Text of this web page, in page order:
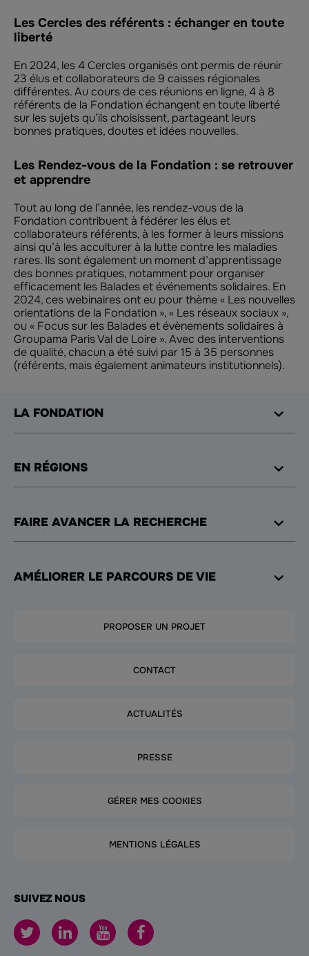
Les Cercles des référents : échanger en toute
liberté
En 2024, les 4 Cercles organisés ont permis de réunir
23 élus et collaborateurs de 9 caisses régionales
différentes. Au cours de ces réunions en ligne, 4 à 8
référents de la Fondation échangent en toute liberté
sur les sujets qu’ils choisissent, partageant leurs
bonnes pratiques, doutes et idées nouvelles.
Les Rendez-vous de la Fondation : se retrouver
et apprendre
Tout au long de l’année, les rendez-vous de la
Fondation contribuent à fédérer les élus et
collaborateurs référents, à les former à leurs missions
ainsi qu’à les acculturer à la lutte contre les maladies
rares. Ils sont également un moment d’apprentissage
des bonnes pratiques, notamment pour organiser
efficacement les Balades et événements solidaires. En
2024, ces webinaires ont eu pour thème « Les nouvelles
orientations de la Fondation », « Les réseaux sociaux »,
ou « Focus sur les Balades et évènements solidaires à
Groupama Paris Val de Loire ». Avec des interventions
de qualité, chacun a été suivi par 15 à 35 personnes
(référents, mais également animateurs institutionnels).
LA FONDATION
EN RÉGIONS
FAIRE AVANCER LA RECHERCHE
AMÉLIORER LE PARCOURS DE VIE
SUIVEZ NOUS
PROPOSER UN PROJET
CONTACT
ACTUALITÉS
PRESSE
GÉRER MES COOKIES
MENTIONS LÉGALES